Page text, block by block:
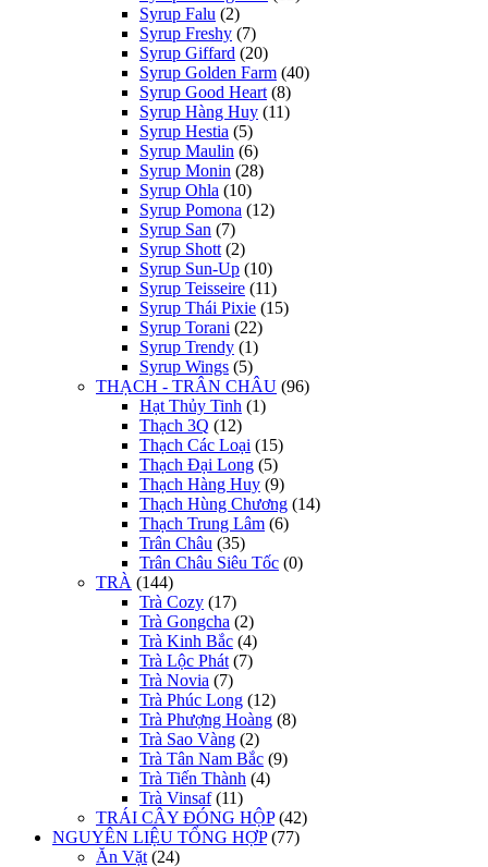
Syrup Falu (2)
Syrup Freshy (7)
Syrup Giffard (20)
Syrup Golden Farm (40)
Syrup Good Heart (8)
Syrup Hàng Huy (11)
Syrup Hestia (5)
Syrup Maulin (6)
Syrup Monin (28)
Syrup Ohla (10)
Syrup Pomona (12)
Syrup San (7)
Syrup Shott (2)
Syrup Sun-Up (10)
Syrup Teisseire (11)
Syrup Thái Pixie (15)
Syrup Torani (22)
Syrup Trendy (1)
Syrup Wings (5)
THẠCH - TRÂN CHÂU (96)
Hạt Thủy Tinh (1)
Thạch 3Q (12)
Thạch Các Loại (15)
Thạch Đại Long (5)
Thạch Hàng Huy (9)
Thạch Hùng Chương (14)
Thạch Trung Lâm (6)
Trân Châu (35)
Trân Châu Siêu Tốc (0)
TRÀ (144)
Trà Cozy (17)
Trà Gongcha (2)
Trà Kinh Bắc (4)
Trà Lộc Phát (7)
Trà Novia (7)
Trà Phúc Long (12)
Trà Phượng Hoàng (8)
Trà Sao Vàng (2)
Trà Tân Nam Bắc (9)
Trà Tiến Thành (4)
Trà Vinsaf (11)
TRÁI CÂY ĐÓNG HỘP (42)
NGUYÊN LIỆU TỔNG HỢP (77)
Ăn Vặt (24)